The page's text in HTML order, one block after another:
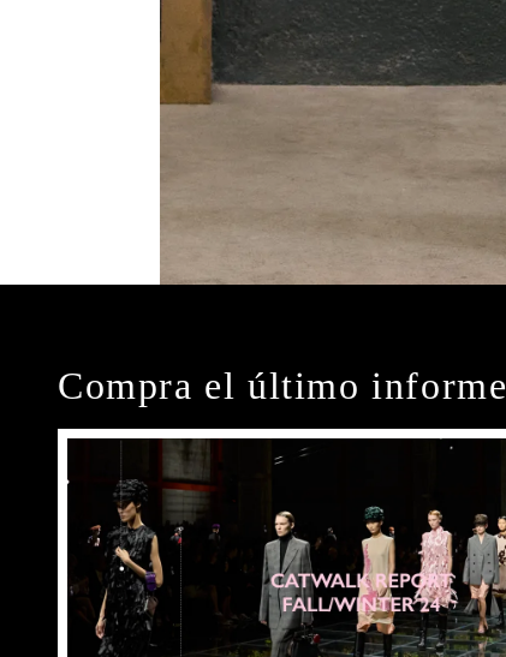
Compra el último informe